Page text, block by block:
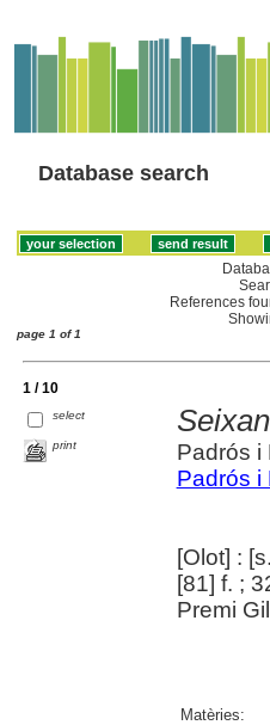
Database search
References
page 1 of 1
1 / 10
select
print
Padrós i
Padrós i
[Olot] :
[81] f. ;
Premi
Matèries: